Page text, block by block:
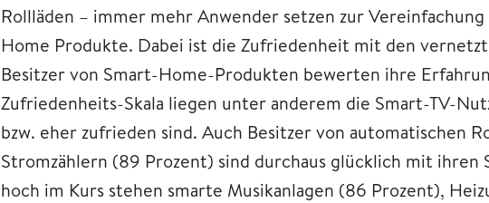
Rollläden – immer mehr Anwender setzen zur
Home Produkte. Dabei ist die Zufriedenheit mit den
Besitzer von Smart-Home-Produkten bewerten ihre
Zufriedenheits-Skala liegen unter anderem die Smart-TV-
bzw. eher zufrieden sind. Auch Besitzer von automatischen
Stromzählern (89 Prozent) sind durchaus glücklich mit ihren
hoch im Kurs stehen smarte Musikanlagen (86 Prozent),